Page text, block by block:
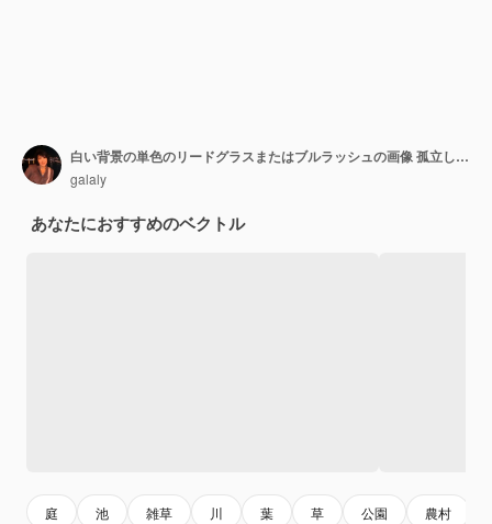
白い背景の単色のリードグラスまたはブルラッシュの画像 孤立したベクトル図
galaly
あなたにおすすめのベクトル
庭 池 雑草 川 葉 草 公園 農村